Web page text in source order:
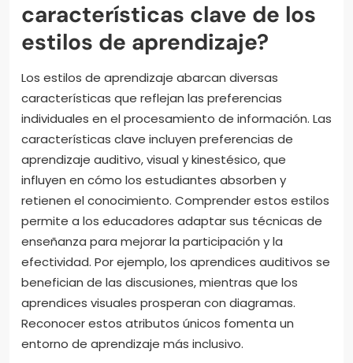
características clave de los
estilos de aprendizaje?
Los estilos de aprendizaje abarcan diversas
características que reflejan las preferencias
individuales en el procesamiento de información. Las
características clave incluyen preferencias de
aprendizaje auditivo, visual y kinestésico, que
influyen en cómo los estudiantes absorben y
retienen el conocimiento. Comprender estos estilos
permite a los educadores adaptar sus técnicas de
enseñanza para mejorar la participación y la
efectividad. Por ejemplo, los aprendices auditivos se
benefician de las discusiones, mientras que los
aprendices visuales prosperan con diagramas.
Reconocer estos atributos únicos fomenta un
entorno de aprendizaje más inclusivo.